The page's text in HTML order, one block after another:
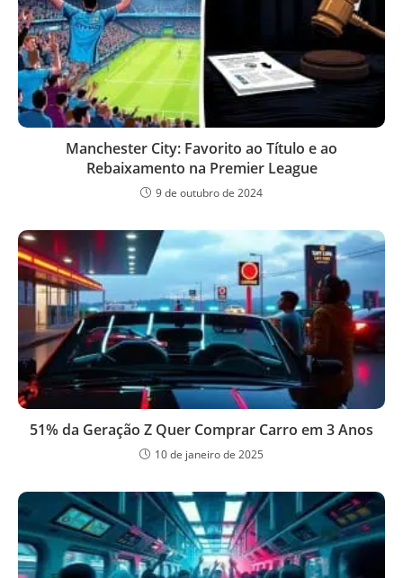
Manchester City: Favorito ao Título e ao
Rebaixamento na Premier League
9 de outubro de 2024
51% da Geração Z Quer Comprar Carro em 3 Anos
10 de janeiro de 2025